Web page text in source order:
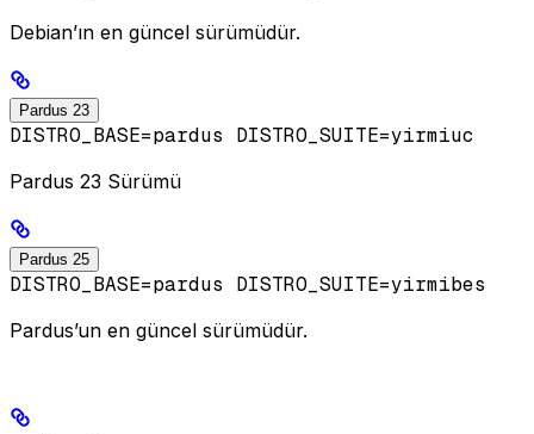
Debian’ın en güncel sürümüdür.
Pardus 23
DISTRO_BASE=pardus DISTRO_SUITE=yirmiuc
Pardus 23 Sürümü
Pardus 25
DISTRO_BASE=pardus DISTRO_SUITE=yirmibes
Pardus’un en güncel sürümüdür.